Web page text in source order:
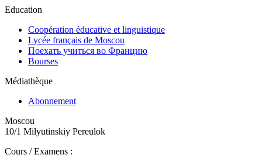
Education
Coopération éducative et linguistique
Lycée français de Moscou
Поехать учиться во Францию
Bourses
Médiathèque
Abonnement
Moscou
10/1 Milyutinskiy Pereulok
Cours / Examens :